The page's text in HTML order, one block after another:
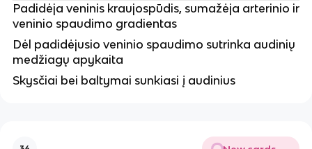
Padidėja veninis kraujospūdis, sumažėja arterinio ir
veninio spaudimo gradientas
Dėl padidėjusio veninio spaudimo sutrinka audinių
medžiagų apykaita
Skysčiai bei baltymai sunkiasi į audinius